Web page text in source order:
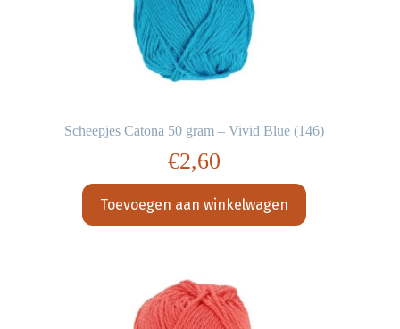
Scheepjes Catona 50 gram – Vivid Blue (146)
€2,60
Toevoegen aan winkelwagen